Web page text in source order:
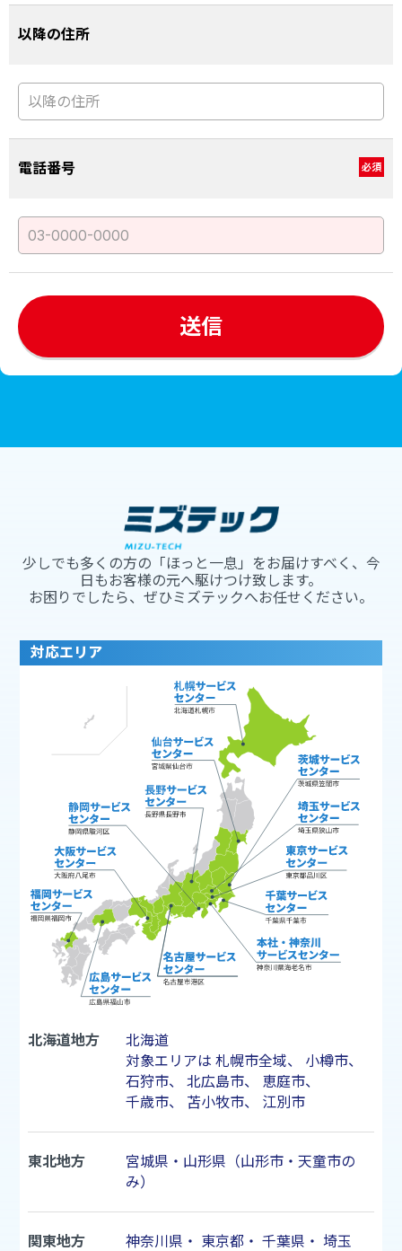
以降の住所
電話番号 必須
少しでも多くの方の「ほっと一息」をお届けすべく、今
日もお客様の元へ駆けつけ致します。
お困りでしたら、ぜひミズテックへお任せください。
対応エリア
北海道地方
北海道
対象エリアは 札幌市全域、 小樽市、
石狩市、 北広島市、 恵庭市、
千歳市、 苫小牧市、 江別市
東北地方
宮城県・山形県（山形市・天童市の
み）
関東地方 神奈川県 ・ 東京都・ 千葉県 ・ 埼玉